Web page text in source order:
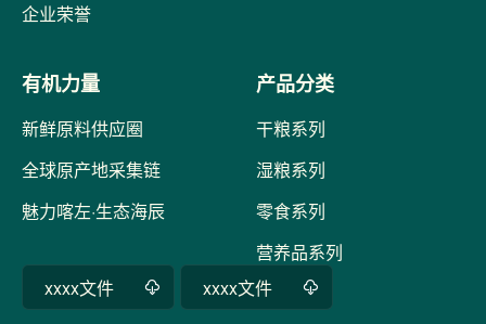
企业荣誉
有机力量
新鲜原料供应圈
全球原产地采集链
魅力喀左·生态海辰
产品分类
干粮系列
湿粮系列
零食系列
营养品系列
xxxx文件
xxxx文件